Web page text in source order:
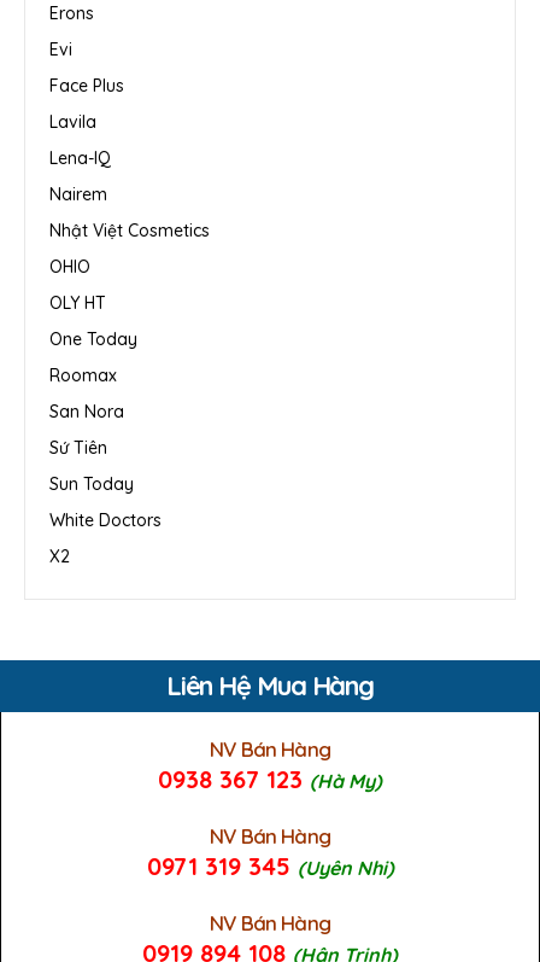
Erons
Evi
Face Plus
Lavila
Lena-IQ
Nairem
Nhật Việt Cosmetics
OHIO
OLY HT
One Today
Roomax
San Nora
Sứ Tiên
Sun Today
White Doctors
X2
Liên Hệ Mua Hàng
NV Bán Hàng
0938 367 123 (Hà My)
NV Bán Hàng
0971 319 345 (Uyên Nhi)
NV Bán Hàng
0919 894 108 (Hân Trinh)